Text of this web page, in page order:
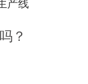
产线
？